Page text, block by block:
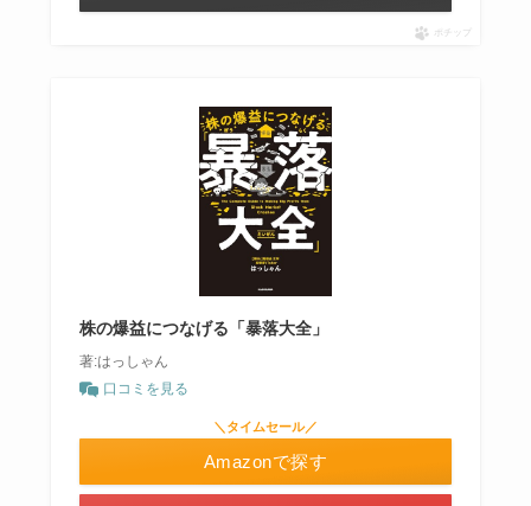
ポチップ
株の爆益につなげる「暴落大全」
著:はっしゃん
口コミを見る
＼タイムセール／
Amazonで探す